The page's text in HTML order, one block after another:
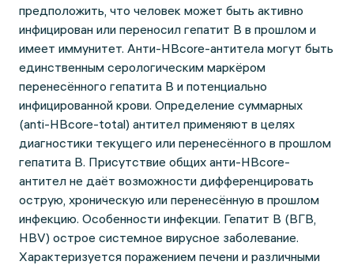
предположить, что человек может быть активно
инфицирован или переносил гепатит В в прошлом и
имеет иммунитет. Анти-HBcore-антитела могут быть
единственным серологическим маркёром
перенесённого гепатита В и потенциально
инфицированной крови. Определение суммарных
(anti-НBcore-total) антител применяют в целях
диагностики текущего или перенесённого в прошлом
гепатита В. Присутствие общих анти-HBcore-
антител не даёт возможности дифференцировать
острую, хроническую или перенесённую в прошлом
инфекцию. Особенности инфекции. Гепатит B (ВГВ,
HВV) острое системное вирусное заболевание.
Характеризуется поражением печени и различными